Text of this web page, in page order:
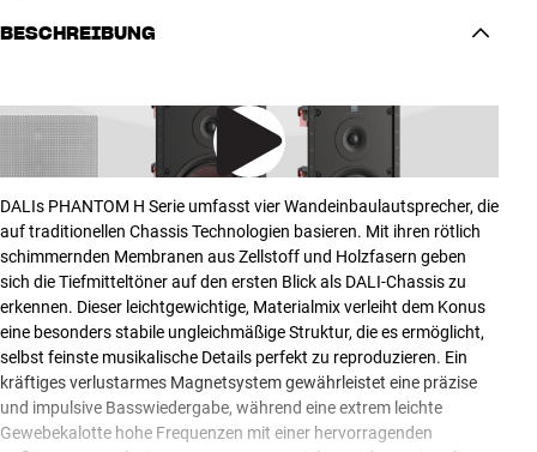
BESCHREIBUNG
DALIs PHANTOM H Serie umfasst vier Wandeinbaulautsprecher, die
auf traditionellen Chassis Technologien basieren. Mit ihren rötlich
schimmernden Membranen aus Zellstoff und Holzfasern geben
sich die Tiefmitteltöner auf den ersten Blick als DALI-Chassis zu
erkennen. Dieser leichtgewichtige, Materialmix verleiht dem Konus
eine besonders stabile ungleichmäßige Struktur, die es ermöglicht,
selbst feinste musikalische Details perfekt zu reproduzieren. Ein
kräftiges verlustarmes Magnetsystem gewährleistet eine präzise
und impulsive Basswiedergabe, während eine extrem leichte
Gewebekalotte hohe Frequenzen mit einer hervorragenden